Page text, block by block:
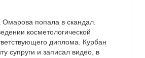
попала в скандал.
косметологической
диплома. Курбан
супруги и записал видео, в